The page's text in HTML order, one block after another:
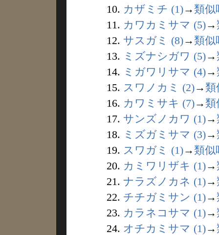
10. カザミチ (1)→ 類似
11. カワカミサマ (5)→
12. サスガミ (8)→ 類似
13. ミズナシガワ (5)→
14. ミガワリサマ (4)→
15. スワノカミ (2)→ 類
16. カワミサキ (7)→ 類
17. サンズノカワ (1)→
18. ミズガミサマ (3)→
19. スワガミ (1)→ 類似
20. カミワリザキ (1)→
21. ナラズノカネ (1)→
22. チチガミサン (1)→
23. カラネコサマ (1)→
24. オチカミサマ (1)→